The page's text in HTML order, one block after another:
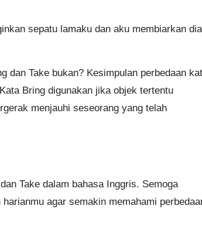
sepatu lamaku dan aku membiarkan dia
dan Take bukan? Kesimpulan perbedaan
Bring digunakan jika objek tertentu
menjauhi seseorang yang telah
Take dalam bahasa Inggris. Semoga
agar semakin memahami